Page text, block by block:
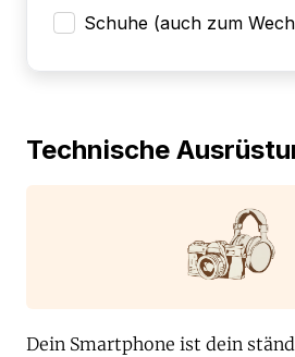
Schuhe (auch zum
Technische
Dein Smartphone ist dein